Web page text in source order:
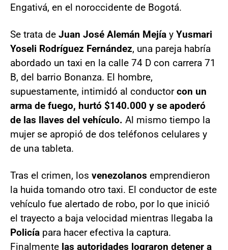
Engativá, en el noroccidente de Bogotá.
Se trata de Juan José Alemán Mejía y Yusmari
Yoseli Rodríguez Fernández, una pareja habría
abordado un taxi en la calle 74 D con carrera 71
B, del barrio Bonanza. El hombre,
supuestamente, intimidó al conductorcon un
arma de fuego, hurtó $140.000 y se apoderó
de las llaves del vehículo. Al mismo tiempo la
mujer se apropió de dos teléfonos celulares y
de una tableta.
Tras el crimen, los venezolanos emprendieron
la huida tomando otro taxi. El conductor de este
vehículo fue alertado de robo, por lo que inició
el trayecto a baja velocidad mientras llegaba la
Policía para hacer efectiva la captura.
Finalmente las autoridades lograron detener a